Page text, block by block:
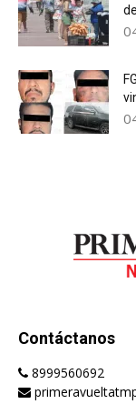
Contáctanos
8999560692